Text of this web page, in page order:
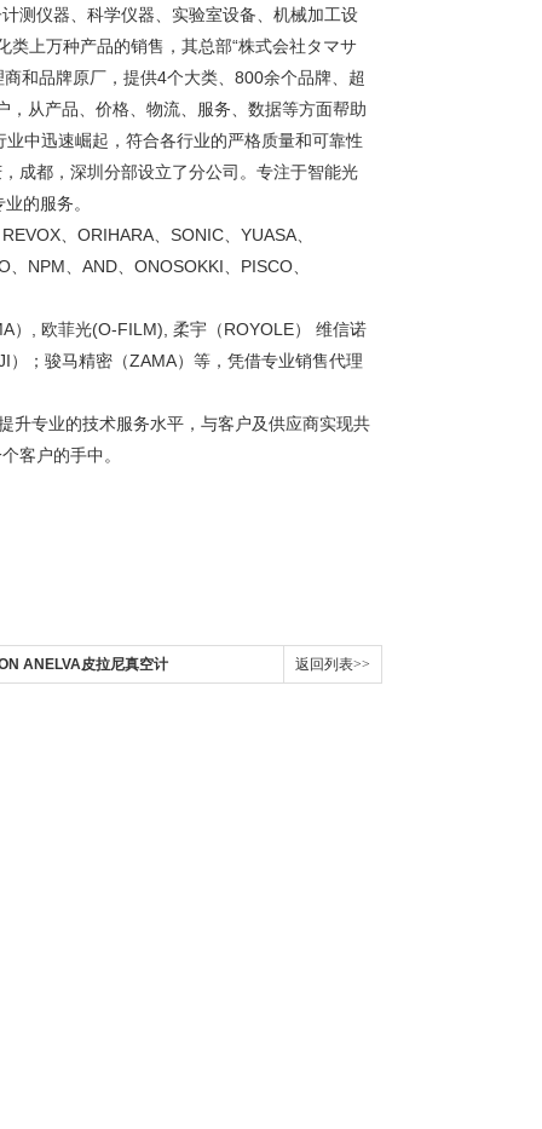
测仪器、科学仪器、实验室设备、机械加工设
上万种产品的销售，其总部“株式会社タマサ
和品牌原厂，提供4个大类、800余个品牌、超
从产品、价格、物流、服务、数据等方面帮助
中迅速崛起，符合各行业的严格质量和可靠性
成都，深圳分部设立了分公司。专注于智能光
的服务。
、ORIHARA、SONIC、YUASA、
NPM、AND、ONOSOKKI、PISCO、
）, 欧菲光(O-FILM), 柔宇（ROYOLE） 维信诺
；骏马精密（ZAMA）等，凭借专业销售代理
升专业的技术服务水平，与客户及供应商实现共
客户的手中。
ANELVA皮拉尼真空计 返回列表>>